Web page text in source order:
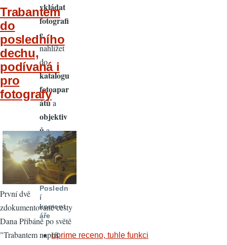
Trabantem
do
posledního
dechu,
podívaná i
pro
fotografy
První dvě
zdokumentované cesty
Dana Přibáně po světě
"Trabantem napříš
vkládat
fotografi
e,
nahlížet
do
katalogu
fotoapar
átůa
objektiv
ůa
mnoho
dalších
výhod.
Posledn
í
koment
áře
uprime receno, tuhle funkci